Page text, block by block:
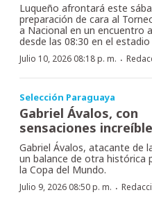
Luqueño afrontará este
preparación de cara al
a Nacional en un encuentro
desde las 08:30 en el
Julio 10, 2026 08:18 p. m. ·
Selección Paraguaya
Gabriel Ávalos, con
sensaciones
Gabriel Ávalos, atacante de
un balance de otra histórica
la Copa del Mundo.
Julio 9, 2026 08:50 p. m. ·